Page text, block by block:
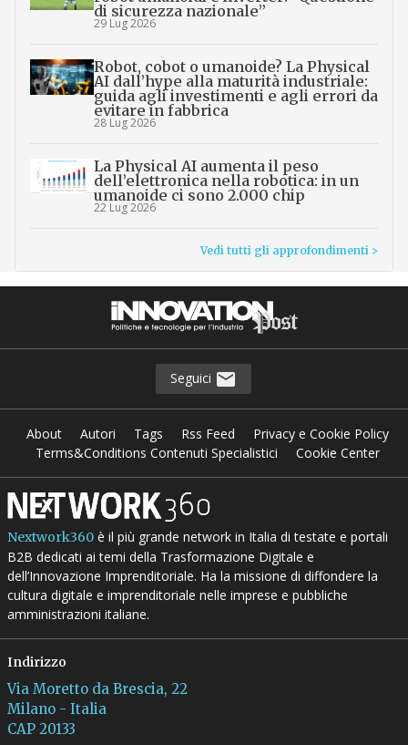
di sicurezza nazionale”
29 Lug 2026
Robot, cobot o umanoide? La Physical
AI dall’hype alla maturità industriale:
guida agli investimenti e agli errori da
evitare in fabbrica
28 Lug 2026
La Physical AI aumenta il peso
dell’elettronica nella robotica: in un
umanoide ci sono 2.000 chip
22 Lug 2026
Vedi tutti gli approfondimenti >
Seguici
About Autori Tags Rss Feed
Privacy e Cookie Policy
Terms&Conditions Contenuti Specialistici
Cookie Center
Nextwork360è il più grande network in Italia di testate e portali
B2B dedicati ai temi della Trasformazione Digitale e
dell’Innovazione Imprenditoriale. Ha la missione di diffondere la
cultura digitale e imprenditoriale nelle imprese e pubbliche
amministrazioni italiane.
Indirizzo
Via Moretto da Brescia, 22
Milano - Italia
CAP 20133